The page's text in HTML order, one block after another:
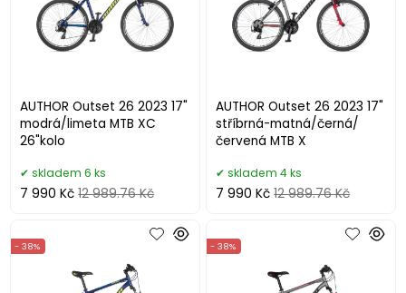
AUTHOR Outset 26 2023 17"
modrá/limeta MTB XC
26"kolo
skladem 6 ks
7 990 Kč 12 989.76 Kč
AUTHOR Outset 26 2023 17"
stříbrná-matná/černá/
červená MTB X
skladem 4 ks
7 990 Kč 12 989.76 Kč
- 38% - 38%